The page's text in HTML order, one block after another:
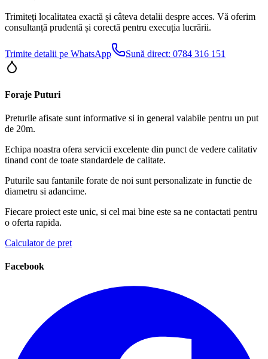
Trimiteți localitatea exactă și câteva detalii despre acces. Vă oferim
consultanță prudentă și corectă pentru execuția lucrării.
Trimite detalii pe WhatsApp Sună direct: 0784 316 151
Foraje Puturi
Preturile afisate sunt informative si in general valabile pentru un put
de 20m.
Echipa noastra ofera servicii excelente din punct de vedere calitativ
tinand cont de toate standardele de calitate.
Puturile sau fantanile forate de noi sunt personalizate in functie de
diametru si adancime.
Fiecare proiect este unic, si cel mai bine este sa ne contactati pentru
o oferta rapida.
Calculator de pret
Facebook